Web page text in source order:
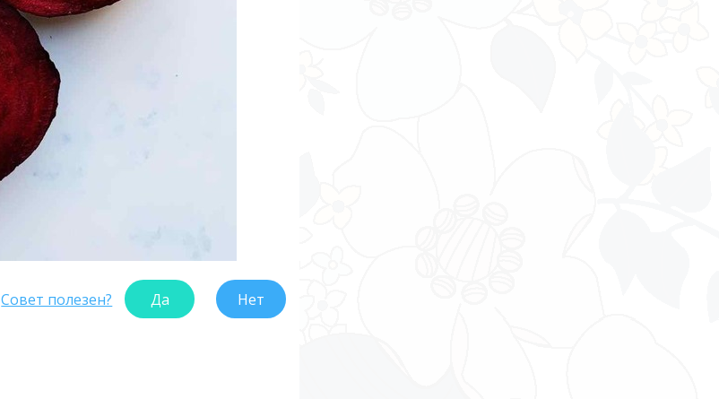
Совет полезен? Да Нет